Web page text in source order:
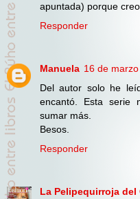
apuntada) porque
Responder
Manuela 16 de
Del autor solo he
encantó. Esta serie
sumar más.
Besos.
Responder
La Pelipequirroja del